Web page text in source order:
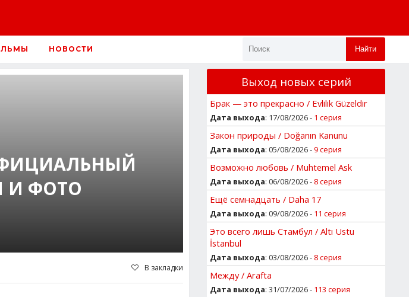
НОВОСТИ Найти
И ФОТО
В закладки
Выход новых серий
Брак — это прекрасно / Evlilik Güzeldir
Дата выхода: 17/08/2026 - 1 серия
Закон природы / Doğanın Kanunu
Дата выхода: 05/08/2026 -9 серия
Возможно любовь / Muhtemel Ask
Дата выхода: 06/08/2026 - 8 серия
Ещё семнадцать / Daha 17
Дата выхода: 09/08/2026 - 11 серия
Это всего лишь Стамбул / Altı Ustu
İstanbul
Дата выхода: 03/08/2026 - 8 серия
Между / Arafta
Дата выхода: 31/07/2026 - 113 серия